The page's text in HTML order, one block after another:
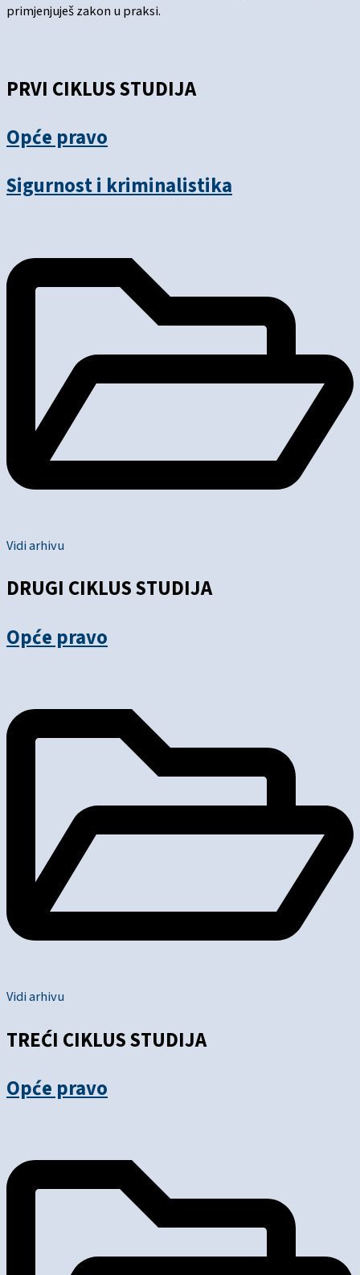
primjenjuješ zakon u praksi.
PRVI CIKLUS STUDIJA
Opće pravo
Sigurnost i kriminalistika
Vidi arhivu
DRUGI CIKLUS STUDIJA
Opće pravo
Vidi arhivu
TREĆI CIKLUS STUDIJA
Opće pravo